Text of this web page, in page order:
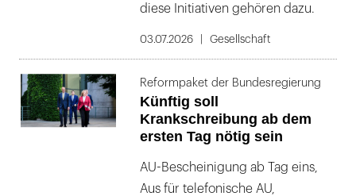
diese Initiativen gehören dazu.
03.07.2026 Gesellschaft
Reformpaket der Bundesregierung
Künftig soll
Krankschreibung ab dem
ersten Tag nötig sein
AU-Bescheinigung ab Tag eins,
Aus für telefonische AU,